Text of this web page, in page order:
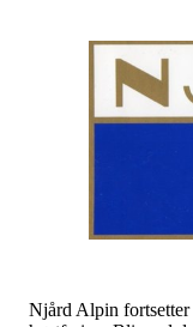
Njård Alpin fortsetter